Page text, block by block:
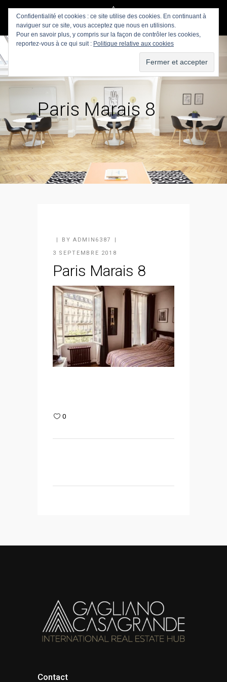
Paris Marais 8
BY ADMIN6387
3 SEPTEMBRE 2018
Paris Marais 8
0
Contact
Confidentialité et cookies : ce site utilise des cookies. En continuant à
naviguer sur ce site, vous acceptez que nous en utilisions.
Pour en savoir plus, y compris sur la façon de contrôler les cookies,
reportez-vous à ce qui suit : Politique relative aux cookies